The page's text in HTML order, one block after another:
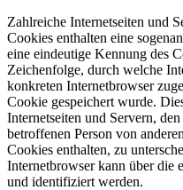
Zahlreiche Internetseiten und
Cookies enthalten eine
eine eindeutige Kennung des
Zeichenfolge, durch welche
konkreten Internetbrowser
Cookie gespeichert wurde.
Internetseiten und Servern,
betroffenen Person von
Cookies enthalten, zu
Internetbrowser kann über die
und identifiziert werden.